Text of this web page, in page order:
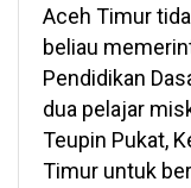
Aceh Timur
beliau
Pendidikan
dua pelajar
Teupin Pukat,
Timur untuk